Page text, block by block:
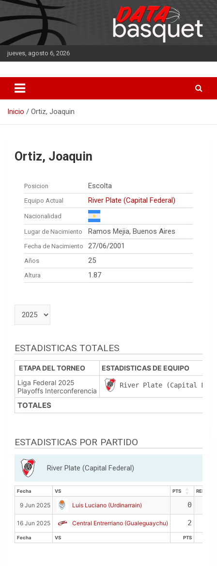
Saltar
al
contenido
jueves, agosto 6, 2026
DATA Basquet
Inicio Ortiz, Joaquin
Ortiz, Joaquin
Posicion Escolta
Equipo Actual River Plate (Capital Federal)
Nacionalidad
Lugar de Nacimiento Ramos Mejia, Buenos Aires
Fecha de Nacimiento 27/06/2001
Años 25
Altura 1.87
ESTADISTICAS TOTALES
ETAPA DEL TORNEO
ESTADISTICAS DE EQUIPO
Liga Federal 2025
Playoffs Interconferencia
River Plate (Capital
TOTALES
ESTADISTICAS POR PARTIDO
River Plate (Capital Federal)
Fecha VS PTS
REB
VS
Fecha VS PTS
9 Jun 2025 Luis Luciano (Urdinarrain) 0
16 Jun 2025 Central Entrerriano (Gualeguaychu) 2
Fecha VS PTS